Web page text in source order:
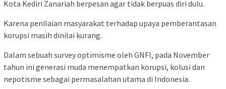
Kota Kediri Zanariah berpesan agar tidak berpuas diri dulu.
Karena penilaian masyarakat terhadap upaya pemberantasan
korupsi masih dinilai kurang.
Dalam sebuah survey optimisme oleh GNFI, pada November
tahun ini generasi muda menempatkan korupsi, kolusi dan
nepotisme sebagai permasalahan utama di Indonesia.